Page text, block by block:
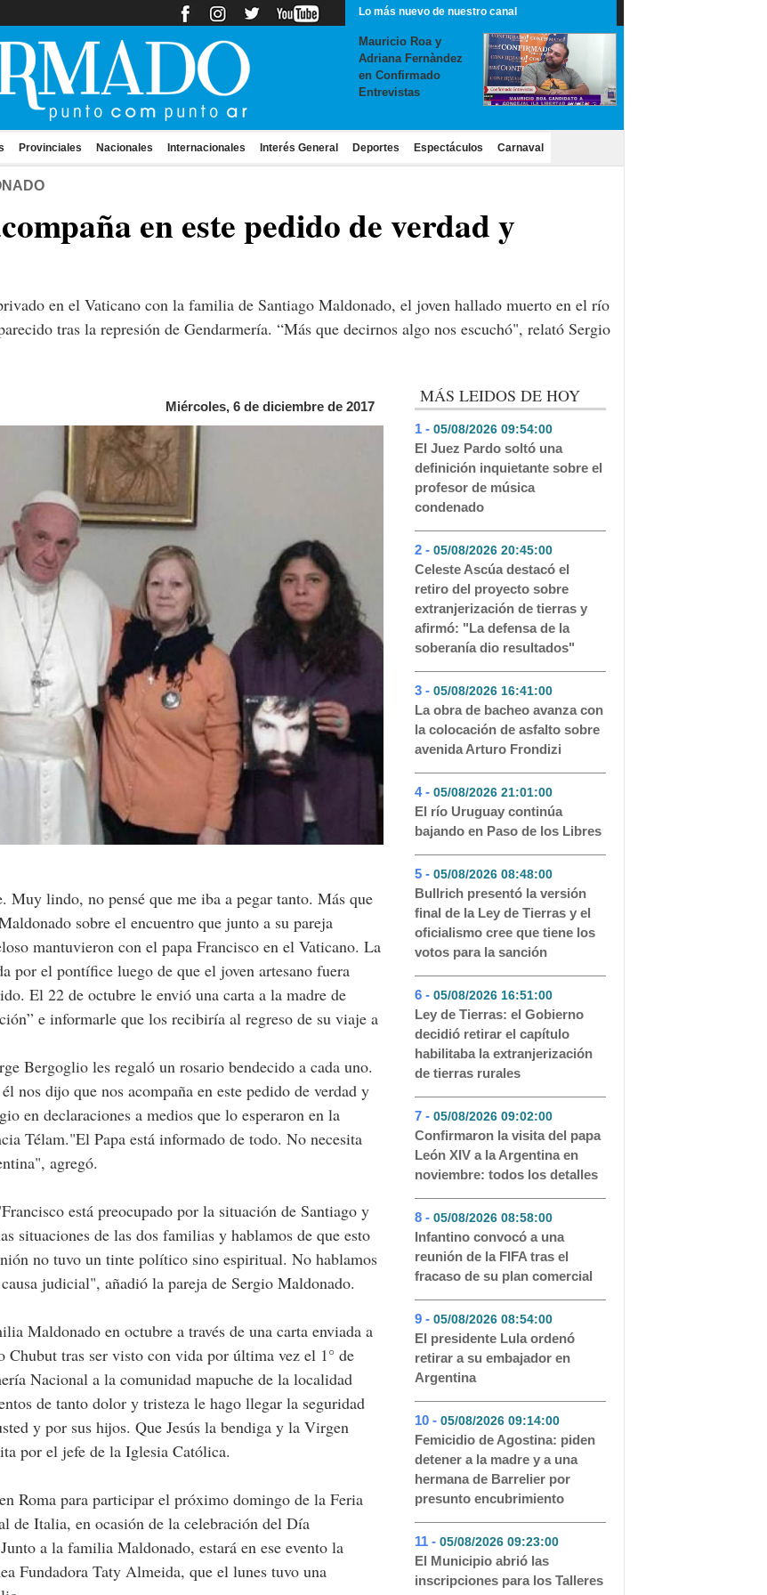
Lo más nuevo de nuestro canal
Mauricio Roa y
Adriana Fernàndez
en Confirmado
Entrevistas
Provinciales Nacionales Internacionales Interés General Deportes Espectáculos Carnaval
en este pedido de verdad y
en el Vaticano con la familia de Santiago Maldonado, el joven hallado muerto en el río
tras la represión de Gendarmería. “Más que decirnos algo nos escuchó", relató Sergio
Miércoles, 6 de diciembre de 2017
Muy lindo, no pensé que me iba a pegar tanto. Más que
sobre el encuentro que junto a su pareja
mantuvieron con el papa Francisco en el Vaticano. La
por el pontífice luego de que el joven artesano fuera
El 22 de octubre le envió una carta a la madre de
e informarle que los recibiría al regreso de su viaje a
Bergoglio les regaló un rosario bendecido a cada uno.
nos dijo que nos acompaña en este pedido de verdad y
en declaraciones a medios que lo esperaron en la
Télam."El Papa está informado de todo. No necesita
agregó.
está preocupado por la situación de Santiago y
situaciones de las dos familias y hablamos de que esto
no tuvo un tinte político sino espiritual. No hablamos
judicial", añadió la pareja de Sergio Maldonado.
Maldonado en octubre a través de una carta enviada a
tras ser visto con vida por última vez el 1° de
Nacional a la comunidad mapuche de la localidad
de tanto dolor y tristeza le hago llegar la seguridad
y por sus hijos. Que Jesús la bendiga y la Virgen
por el jefe de la Iglesia Católica.
Roma para participar el próximo domingo de la Feria
de Italia, en ocasión de la celebración del Día
a la familia Maldonado, estará en ese evento la
Fundadora Taty Almeida, que el lunes tuvo una
MÁS LEIDOS DE HOY
1 - 05/08/2026 09:54:00- 423
El Juez Pardo soltó una
definición inquietante sobre el
profesor de música
condenado
2 - 05/08/2026 20:45:00- 159
Celeste Ascúa destacó el
retiro del proyecto sobre
extranjerización de tierras y
afirmó: "La defensa de la
soberanía dio resultados"
3 - 05/08/2026 16:41:00- 140
La obra de bacheo avanza con
la colocación de asfalto sobre
avenida Arturo Frondizi
4 - 05/08/2026 21:01:00- 91
El río Uruguay continúa
bajando en Paso de los Libres
5 - 05/08/2026 08:48:00- 69
Bullrich presentó la versión
final de la Ley de Tierras y el
oficialismo cree que tiene los
votos para la sanción
6 - 05/08/2026 16:51:00- 51
Ley de Tierras: el Gobierno
decidió retirar el capítulo
habilitaba la extranjerización
de tierras rurales
7 - 05/08/2026 09:02:00- 50
Confirmaron la visita del papa
León XIV a la Argentina en
noviembre: todos los detalles
8 - 05/08/2026 08:58:00- 50
Infantino convocó a una
reunión de la FIFA tras el
fracaso de su plan comercial
9 - 05/08/2026 08:54:00- 48
El presidente Lula ordenó
retirar a su embajador en
Argentina
10 - 05/08/2026 09:14:00- 46
Femicidio de Agostina: piden
detener a la madre y a una
hermana de Barrelier por
presunto encubrimiento
11 - 05/08/2026 09:23:00- 45
El Municipio abrió las
inscripciones para los Talleres